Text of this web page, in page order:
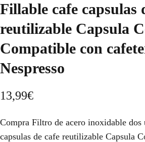
Fillable cafe capsulas
reutilizable Capsula
Compatible con
Nespresso
13,99€
Compra Filtro de acero inoxidable dos
capsulas de cafe reutilizable Capsula